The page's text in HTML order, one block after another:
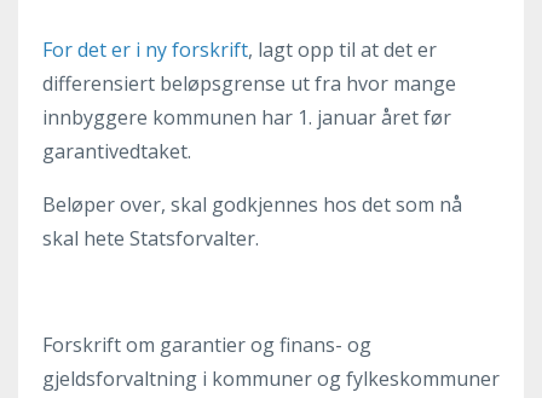
For det er i ny forskrift, lagt opp til at det er
differensiert beløpsgrense ut fra hvor mange
innbyggere kommunen har 1. januar året før
garantivedtaket.
Beløper over, skal godkjennes hos det som nå
skal hete Statsforvalter.
Forskrift om garantier og finans- og
gjeldsforvaltning i kommuner og fylkeskommuner